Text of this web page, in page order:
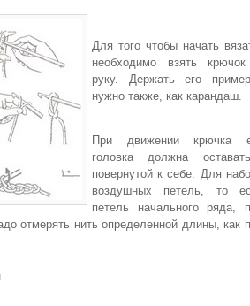
Для того чтобы начать
необходимо взять
руку. Держать его
нужно также, как карандаш.
При движении крючка
головка должна
повернутой к себе. Для
воздушных петель, то
петель начального ряда,
отмерять нить определенной длины, как